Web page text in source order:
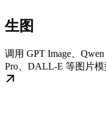
生图
调用 GPT Image、
Pro、DALL-E 等图片模